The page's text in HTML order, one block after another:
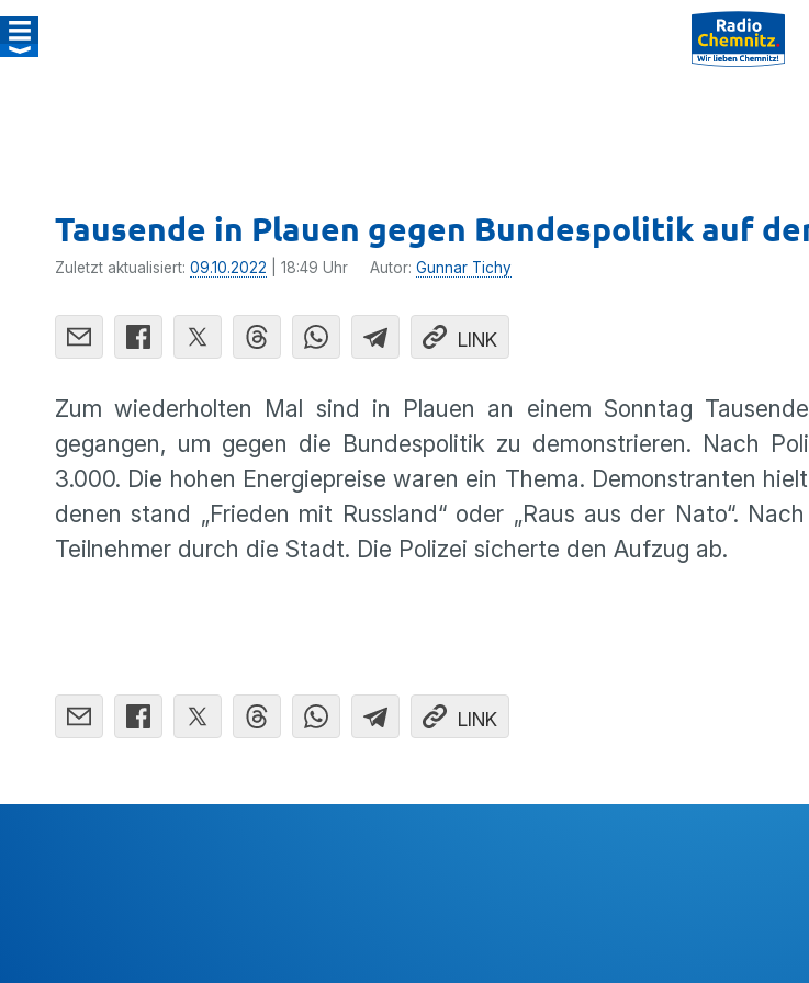
Tausende in Plauen gegen Bundespolitik auf
Zuletzt aktualisiert: 09.10.2022 | 18:49 Uhr Autor: Gunnar Tichy
LINK
Zum wiederholten Mal sind in Plauen an einem Sonntag
gegangen, um gegen die Bundespolitik zu demonstrieren. Nach
3.000. Die hohen Energiepreise waren ein Thema. Demonstranten
denen stand „Frieden mit Russland“ oder „Raus aus der Nato“.
Teilnehmer durch die Stadt. Die Polizei sicherte den Aufzug ab.
LINK